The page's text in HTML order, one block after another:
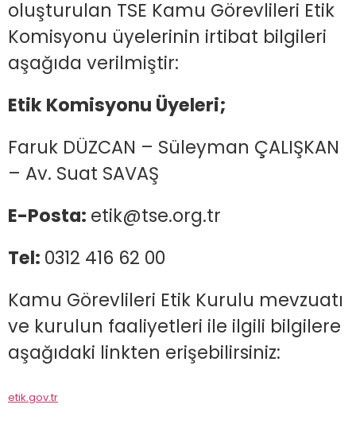
oluşturulan TSE Kamu Görevlileri Etik
Komisyonu üyelerinin irtibat bilgileri
aşağıda verilmiştir:
Etik Komisyonu Üyeleri;
Faruk DÜZCAN – Süleyman ÇALIŞKAN
– Av. Suat SAVAŞ
E-Posta: etik@tse.org.tr
Tel: 0312 416 62 00
Kamu Görevlileri Etik Kurulu mevzuatı
ve kurulun faaliyetleri ile ilgili bilgilere
aşağıdaki linkten erişebilirsiniz:
etik.gov.tr